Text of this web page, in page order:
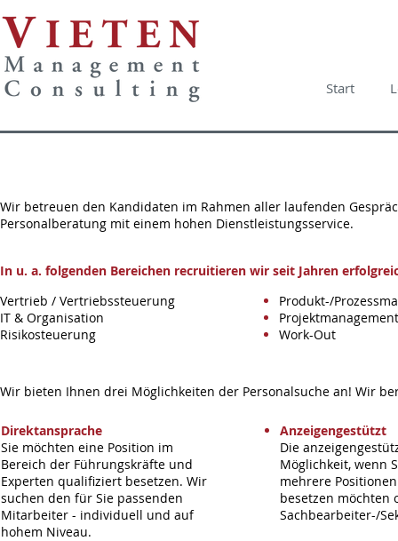
Start
Wir betreuen den Kandidaten im Rahmen aller laufenden
Personalberatung mit einem hohen Dienstleistungsservice.
In u. a. folgenden Bereichen recruitieren wir seit Jahren
Vertrieb / Vertriebssteuerung
IT & Organisation
Risikosteuerung
Produkt-/
Work-Out
Wir bieten Ihnen drei Möglichkeiten der Personalsuche an! Wir
Direktansprache
Sie möchten eine Position im
Bereich der Führungskräfte und
Experten qualifiziert besetzen. Wir
suchen den für Sie passenden
Mitarbeiter - individuell und auf
hohem Niveau.
Anzeigengestützt
​Die
Möglichkeit, wenn
mehrere
besetzen möchten
Sachbearbeiter-/